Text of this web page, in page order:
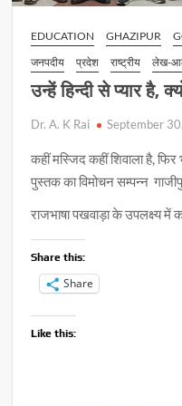
EDUCATION GHAZIPUR
जनपदीय
प्रदेश राष्ट्रीय लेख-
उन्हें हिन्दी से प्यार है,
Dr. A. K Rai September
कहीं मस्जिद कहीं शिवाला है, फिर
पुस्तक का विमोचन सम्पन्न
राजभाषा पखवाड़ा के उपलक्ष्य
Share this:
Share
Like this: